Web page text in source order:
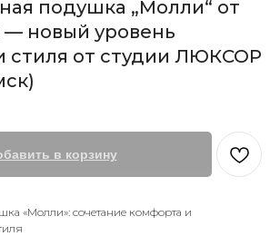
подушка „Молли“ от
— новый уровень
стиля от студии ЛЮКСОР
в корзину
«Молли»: сочетание комфорта и